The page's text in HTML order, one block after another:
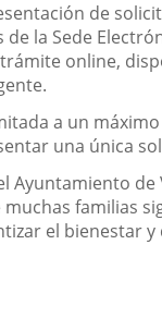
de
de la Sede
online,
a un
una única
Ayuntamiento
familias
el bienestar